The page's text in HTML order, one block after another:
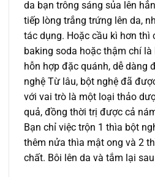
da bạn trông sáng sủa lên
tiếp lòng trắng trứng lên da,
tác dụng. Hoặc cầu kì hơn thì
baking soda hoặc thậm chí
hỗn hợp đặc quánh, dễ dàng
nghệ Từ lâu, bột nghệ đã
với vai trò là một loại thảo
quả, đồng thời trị được cả
Bạn chỉ việc trộn 1 thìa bột
thêm nửa thìa mật ong và 2
chất. Bôi lên da và tắm lại